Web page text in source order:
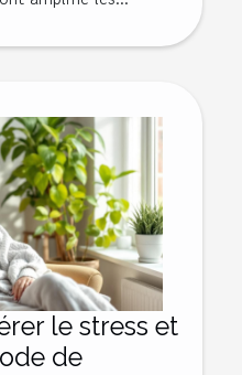
le stress et
de